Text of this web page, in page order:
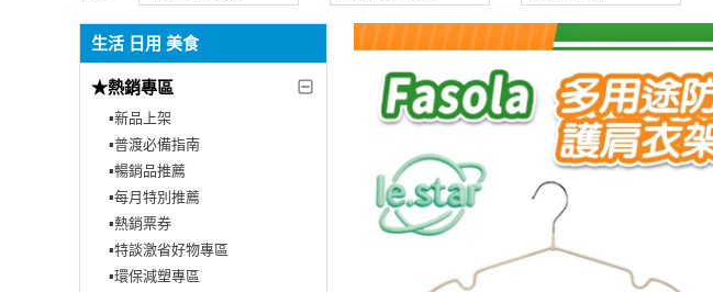
生活 日用 美食
★熱銷專區
▪︎新品上架
▪︎普渡必備指南
▪︎暢銷品推薦
▪︎每月特別推薦
▪︎熱銷票券
▪︎特談激省好物專區
▪︎環保減塑專區